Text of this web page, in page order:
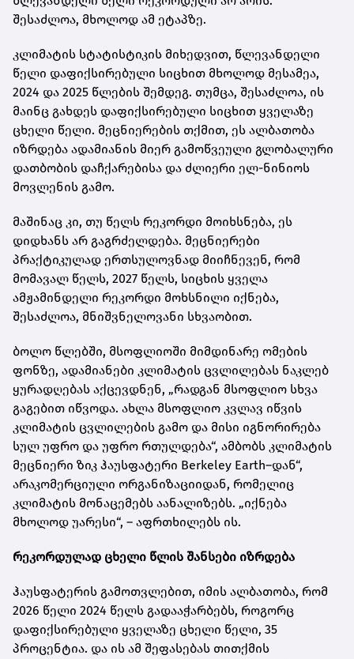
შესაძლოა, მხოლოდ ამ ეტაპზე.
კლიმატის სტატისტიკის მიხედვით, წლევანდელი
წელი დაფიქსირებული სიცხით მხოლოდ მესამეა,
2024 და 2025 წლების შემდეგ. თუმცა, შესაძლოა, ის
მაინც გახდეს დაფიქსირებული სიცხით ყველაზე
ცხელი წელი. მეცნიერების თქმით, ეს ალბათობა
იზრდება ადამიანის მიერ გამოწვეული გლობალური
დათბობის დაჩქარებისა და ძლიერი ელ-ნინიოს
მოვლენის გამო.
მაშინაც კი, თუ წელს რეკორდი მოიხსნება, ეს
დიდხანს არ გაგრძელდება. მეცნიერები
პრაქტიკულად ერთსულოვნად მიიჩნევენ, რომ
მომავალ წელს, 2027 წელს, სიცხის ყველა
ამჟამინდელი რეკორდი მოხსნილი იქნება,
შესაძლოა, მნიშვნელოვანი სხვაობით.
ბოლო წლებში, მსოფლიოში მიმდინარე ომების
ფონზე, ადამიანები კლიმატის ცვლილებას ნაკლებ
ყურადღებას აქცევდნენ, „რადგან მსოფლიო სხვა
გაგებით იწვოდა. ახლა მსოფლიო კვლავ იწვის
კლიმატის ცვლილების გამო და მისი იგნორირება
სულ უფრო და უფრო რთულდება“, ამბობს კლიმატის
მეცნიერი ზიკ ჰაუსფატერი Berkeley Earth–დან“,
არაკომერციული ორგანიზაციიდან, რომელიც
კლიმატის მონაცემებს აანალიზებს. „იქნება
მხოლოდ უარესი“, – აფრთხილებს ის.
რეკორდულად ცხელი წლის შანსები იზრდება
ჰაუსფატერის გამოთვლებით, იმის ალბათობა, რომ
2026 წელი 2024 წელს გადააჭარბებს, როგორც
დაფიქსირებული ყველაზე ცხელი წელი, 35
პროცენტია. და ის ამ შეფასებას თითქმის